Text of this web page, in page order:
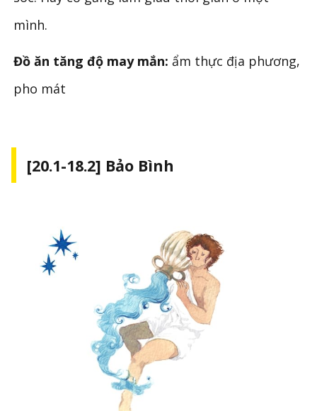
mình.
Đồ ăn tăng độ may mắn: ẩm thực địa phương,
pho mát
[20.1-18.2] Bảo Bình